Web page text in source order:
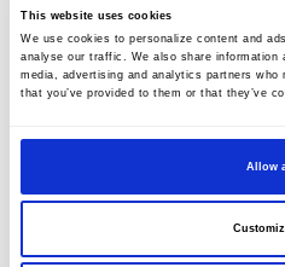
This website uses cookies
We use cookies to personalize content and
analyse our traffic. We also share information
media, advertising and analytics partners
that you’ve provided to them or that they’ve
Allow
конфигурациях, поэтому
индивидуальному заказу и
каждого конкретного
присоединительные размеры
легко установить в любую
ТЕХНИЧЕСКИЕ
Максимальная